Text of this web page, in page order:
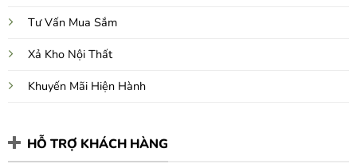
Tư Vấn Mua Sắm
Xả Kho Nội Thất
Khuyến Mãi Hiện Hành
HỖ TRỢ KHÁCH HÀNG